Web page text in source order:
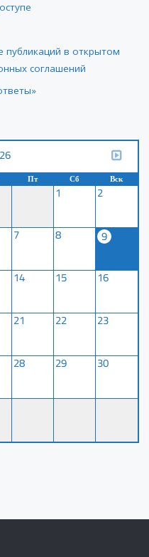
публикаций в открытом
соглашений
Пт Сб Вск
1 2
7 8
9
14 15 16
21 22 23
28 29 30